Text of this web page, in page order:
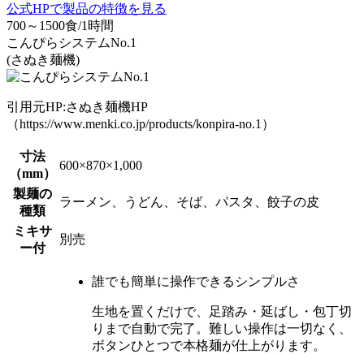
公式HPで製品の特徴を見る
700～1500食/1時間
こんぴらシステムNo.1
(さぬき麺機)
引用元HP:さぬき麺機HP
（https://www.menki.co.jp/products/konpira-no.1）
寸法
（mm）
600×870×1,000
製麺の
種類
ラーメン、うどん、そば、パスタ、餃子の皮
ミキサ
ー付
別売
誰でも簡単に操作できるシンプルさ
生地を置くだけで、
足踏み・延ばし・包丁切
りまで自動で完了。 難しい操作は一切なく、
ボタンひとつで本格麺が仕上がります。